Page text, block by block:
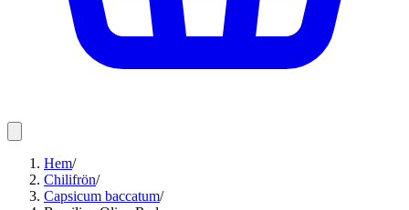
Hem/
Chilifrön/
Capsicum baccatum/